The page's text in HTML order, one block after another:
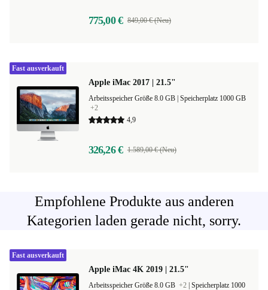
775,00 € 849,00 € (Neu)
Apple iMac 2017 | 21.5"
Speicherplatz 1000 GB
+2
4,9
326,26 € 1.589,00 € (Neu)
Fast ausverkauft
Empfohlene Produkte aus anderen
Kategorien laden gerade nicht, sorry.
Apple iMac 4K 2019 | 21.5"
Arbeitsspeicher Größe 8.0 GB +2 Speicherplatz 1000
Fast ausverkauft